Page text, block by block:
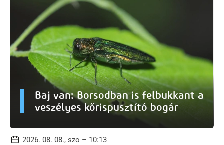
Baj van: Borsodban is felbukkant a
veszélyes kőrispusztító bogár
2026. 08. 08., szo – 10:13